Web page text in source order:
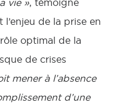
vie », témoigne
l’enjeu de la prise en
optimal de la
de crises
mener à l’absence
d’une